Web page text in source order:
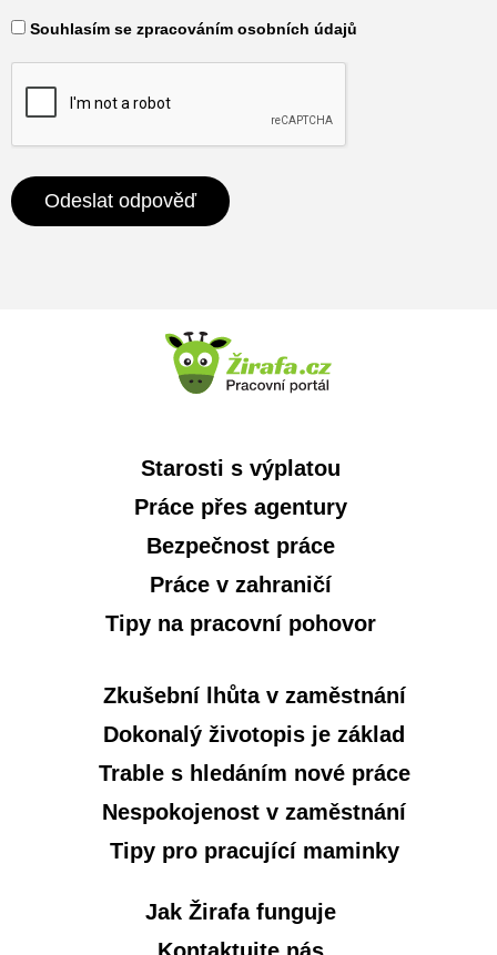
​ Souhlasím se zpracováním osobních údajů
Starosti s výplatou
Práce přes agentury
Bezpečnost práce
Práce v zahraničí
Tipy na pracovní pohovor
Zkušební lhůta v zaměstnání
Dokonalý životopis je základ
Trable s hledáním nové práce
Nespokojenost v zaměstnání
Tipy pro pracující maminky
Jak Žirafa funguje